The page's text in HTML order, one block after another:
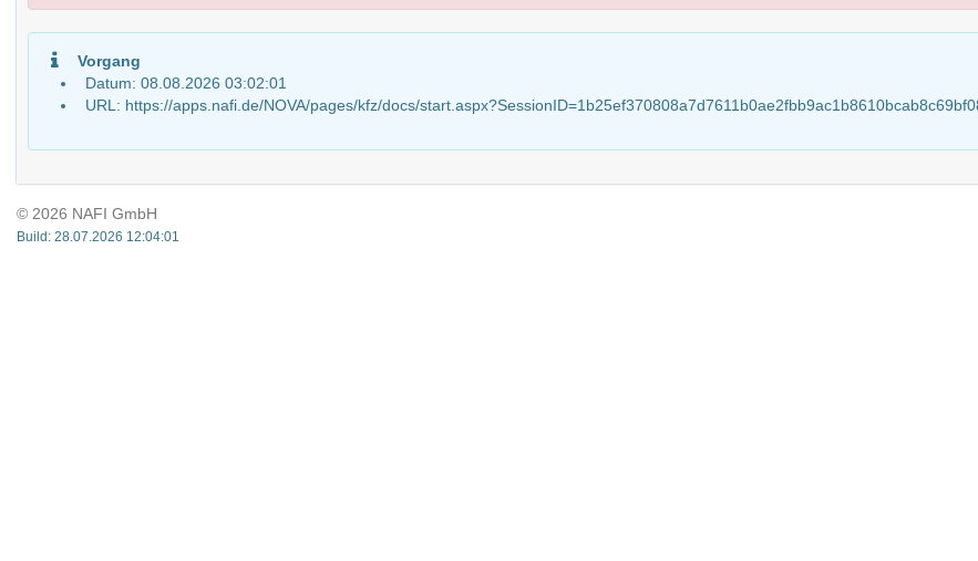
Vorgang
Datum: 08.08.2026 03:02:01
URL: https://apps.nafi.de/NOVA/pages/kfz/docs/
© 2026 NAFI GmbH
Build: 28.07.2026 12:04:01